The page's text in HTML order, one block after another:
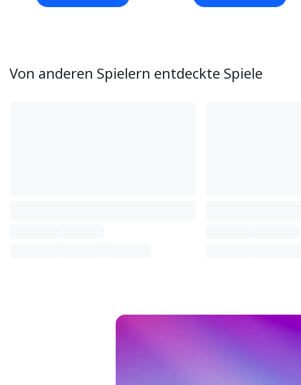
Von anderen Spielern entdeckte Spiele